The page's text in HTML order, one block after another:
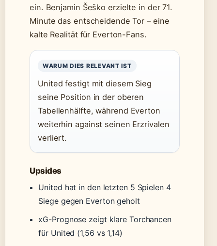
ein. Benjamin Šeško erzielte in der 71.
Minute das entscheidende Tor – eine
kalte Realität für Everton-Fans.
WARUM DIES RELEVANT IST
United festigt mit diesem Sieg
seine Position in der oberen
Tabellenhälfte, während Everton
weiterhin against seinen Erzrivalen
verliert.
Upsides
United hat in den letzten 5 Spielen 4
Siege gegen Everton geholt
xG-Prognose zeigt klare Torchancen
für United (1,56 vs 1,14)